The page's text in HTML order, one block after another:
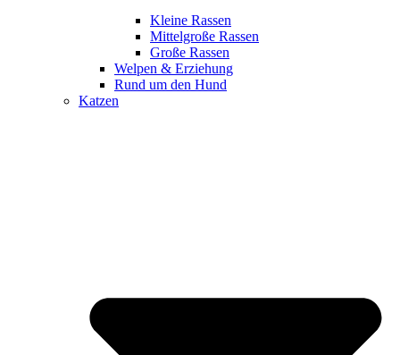
Kleine Rassen
Mittelgroße Rassen
Große Rassen
Welpen & Erziehung
Rund um den Hund
Katzen